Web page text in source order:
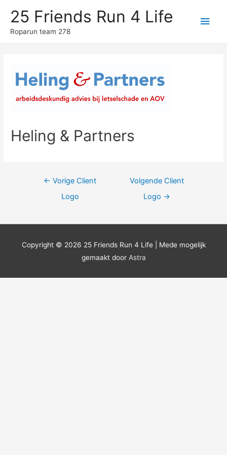
25 Friends Run 4 Life
Roparun team 278
Heling & Partners
Berichtnavigatie
← Vorige Client
Logo
Volgende Client
Logo →
Copyright © 2026 25 Friends Run 4 Life| Mede mogelijk
gemaakt door Astra